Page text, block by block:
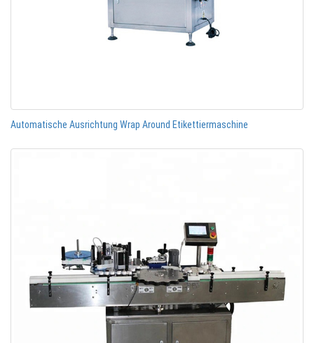
Automatische Ausrichtung Wrap Around Etikettiermaschine